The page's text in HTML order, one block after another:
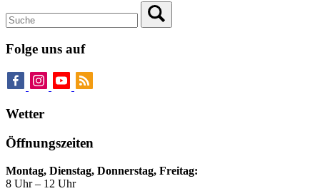
Folge uns auf
Wetter
Öffnungszeiten
Montag, Dienstag, Donnerstag, Freitag:
8 Uhr – 12 Uhr